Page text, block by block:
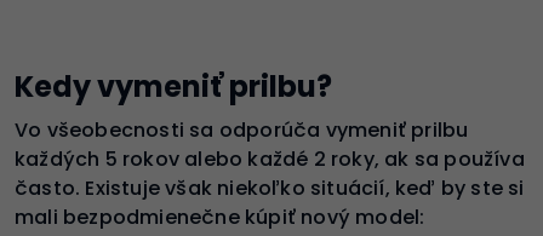
Kedy vymeniť prilbu?
Vo všeobecnosti sa odporúča vymeniť prilbu
každých 5 rokov alebo každé 2 roky, ak sa používa
často. Existuje však niekoľko situácií, keď by ste si
mali bezpodmienečne kúpiť nový model: